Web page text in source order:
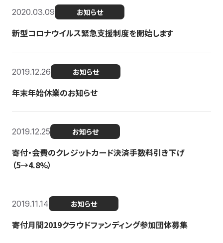
2020.03.09 お知らせ
新型コロナウイルス緊急支援制度を開始します
2019.12.26 お知らせ
年末年始休業のお知らせ
2019.12.25 お知らせ
寄付・会費のクレジットカード決済手数料引き下げ
（5→4.8%）
2019.11.14 お知らせ
寄付月間2019クラウドファンディング参加団体募集